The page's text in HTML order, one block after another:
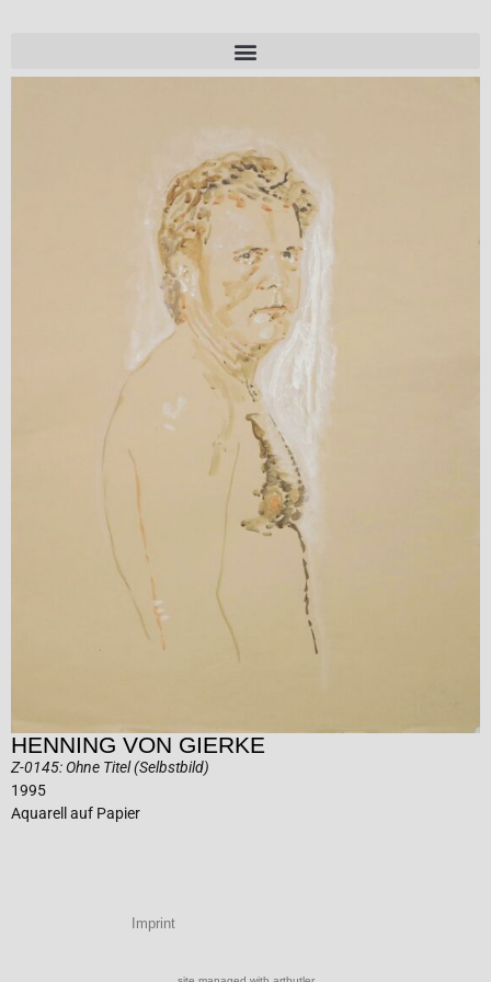
HENNING VON GIERKE
Z-0145: Ohne Titel (Selbstbild)
1995
Aquarell auf Papier
Imprint